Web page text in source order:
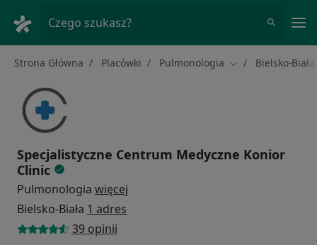
Czego szukasz?
Strona Główna Placówki Pulmonologia Zmień miasto
Bielsko-Biała
Specjalistyczne Centrum Medyczne Konior
Clinic
Pulmonologia więcej
Bielsko-Biała 1 adres
39 opinii